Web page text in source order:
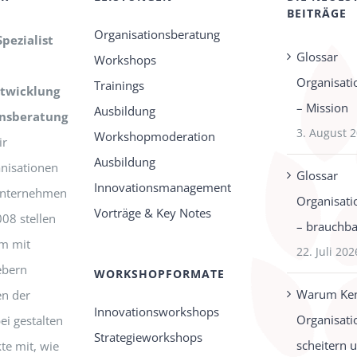
stellen
mit
der
gestalten
mit, wie
Organisationsberatung
Workshops
Trainings
Ausbildung
Workshopmoderation
Ausbildung
Innovationsmanagement
Vorträge & Key Notes
WORKSHOPFORMATE
Innovationsworkshops
Strategieworkshops
BEITRÄGE
Glossar
– Mission
3. August
Glossar
–
22. Juli
Warum
scheitern